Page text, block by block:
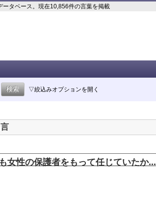
タベース。現在10,856件の言葉を掲載
▽絞込みオプションを開く
女性の保護者をもって任じていたか...